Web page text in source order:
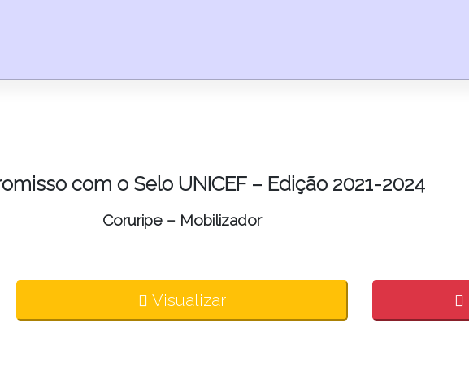
com o Selo UNICEF – Edição 2021-2024
Coruripe – Mobilizador
Visualizar